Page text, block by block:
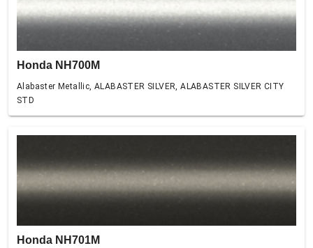
Honda NH700M
Alabaster Metallic, ALABASTER SILVER, ALABASTER SILVER CITY
STD
Honda NH701M